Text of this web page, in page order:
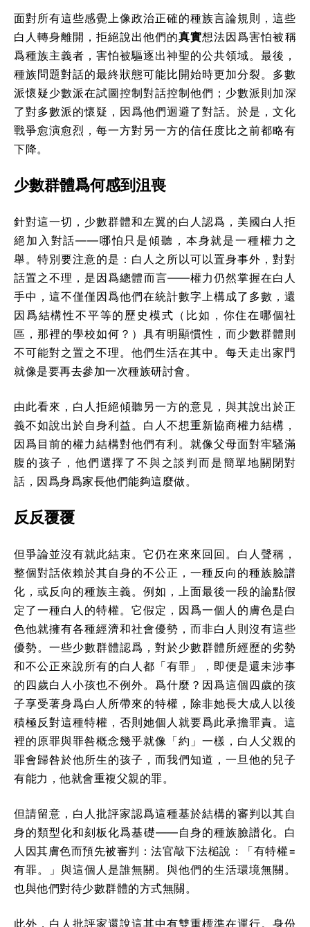
面對所有這些感覺上像政治正確的種族言論規則，這些
白人轉身離開，拒絕說出他們的真實想法因爲害怕被稱
爲種族主義者，害怕被驅逐出神聖的公共領域。最後，
種族問題對話的最終狀態可能比開始時更加分裂。多數
派懷疑少數派在試圖控制對話控制他們；少數派則加深
了對多數派的懷疑，因爲他們迴避了對話。於是，文化
戰爭愈演愈烈，每一方對另一方的信任度比之前都略有
下降。
少數群體爲何感到沮喪
針對這一切，少數群體和左翼的白人認爲，美國白人拒
絕加入對話——哪怕只是傾聽，本身就是一種權力之
舉。特別要注意的是：白人之所以可以置身事外，對對
話置之不理，是因爲總體而言——權力仍然掌握在白人
手中，這不僅僅因爲他們在統計數字上構成了多數，還
因爲結構性不平等的歷史模式（比如，你住在哪個社
區，那裡的學校如何？）具有明顯慣性，而少數群體則
不可能對之置之不理。他們生活在其中。每天走出家門
就像是要再去參加一次種族研討會。
由此看來，白人拒絕傾聽另一方的意見，與其說出於正
義不如說出於自身利益。白人不想重新協商權力結構，
因爲目前的權力結構對他們有利。就像父母面對牢騷滿
腹的孩子，他們選擇了不與之談判而是簡單地關閉對
話，因爲身爲家長他們能夠這麼做。
反反覆覆
但爭論並沒有就此結束。它仍在來來回回。白人聲稱，
整個對話依賴於其自身的不公正，一種反向的種族臉譜
化，或反向的種族主義。例如，上面最後一段的論點假
定了一種白人的特權。它假定，因爲一個人的膚色是白
色他就擁有各種經濟和社會優勢，而非白人則沒有這些
優勢。一些少數群體認爲，對於少數群體所經歷的劣勢
和不公正來說所有的白人都「有罪」，即便是還未涉事
的四歲白人小孩也不例外。爲什麼？因爲這個四歲的孩
子享受著身爲白人所帶來的特權，除非她長大成人以後
積極反對這種特權，否則她個人就要爲此承擔罪責。這
裡的原罪與罪咎概念幾乎就像「約」一樣，白人父親的
罪會歸咎於他所生的孩子，而我們知道，一旦他的兒子
有能力，他就會重複父親的罪。
但請留意，白人批評家認爲這種基於結構的審判以其自
身的類型化和刻板化爲基礎——自身的種族臉譜化。白
人因其膚色而預先被審判：法官敲下法槌說：「有特權=
有罪。」與這個人是誰無關。與他們的生活環境無關。
也與他們對待少數群體的方式無關。
此外，白人批評家還說這其中有雙重標準在運行。身份